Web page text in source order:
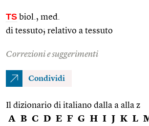
TS biol., med.
di tessuto; relativo a tessuto
Correzioni e suggerimenti
Condividi
Il dizionario di italiano dalla a alla z
A B C D E F G H I J K L